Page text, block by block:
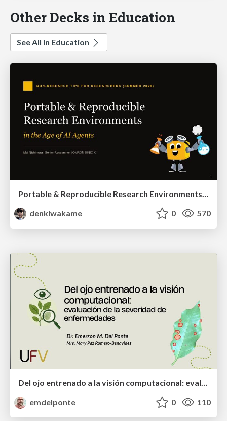
Other Decks in Education
See All in Education
denkiwakame
0 570
Del ojo entrenado a la visión computacional: evaluación de la severidad de enfermedades
emdelponte
0 110